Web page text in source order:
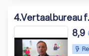
4.Vertaalbureau
8,9